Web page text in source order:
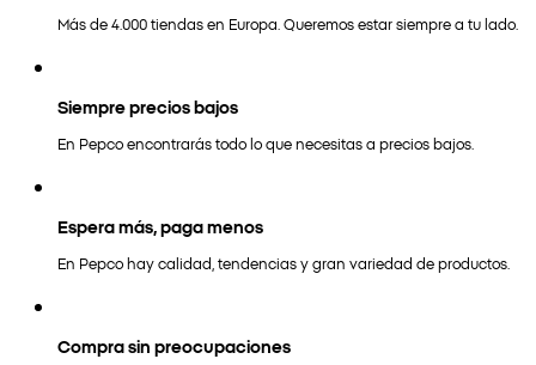
Más de 4.000 tiendas en Europa. Queremos estar siempre a tu lado.
Siempre precios bajos
En Pepco encontrarás todo lo que necesitas a precios bajos.
Espera más, paga menos
En Pepco hay calidad, tendencias y gran variedad de productos.
Compra sin preocupaciones